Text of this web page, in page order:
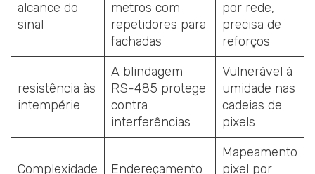
alcance do
sinal
metros com
repetidores para
fachadas
por rede,
precisa de
reforços
resistência às
intempérie
A blindagem
RS-485 protege
contra
interferências
Vulnerável à
umidade nas
cadeias de
pixels
Complexidade
Endereçamento
Mapeamento
pixel por